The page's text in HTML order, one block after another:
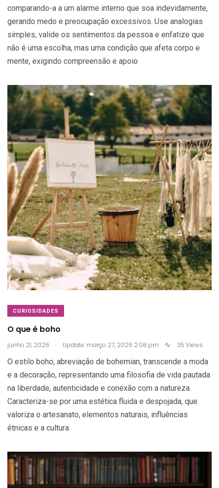
comparando-a a um alarme interno que soa indevidamente,
gerando medo e preocupação excessivos. Use analogias
simples, valide os sentimentos da pessoa e enfatize que
não é uma escolha, mas uma condição que afeta corpo e
mente, exigindo compreensão e apoio
CURIOSIDADES
O que é boho
junho 21, 2026 . Update: março 27, 2026 2:08 pm 35 Views
O estilo boho, abreviação de bohemian, transcende a moda
e a decoração, representando uma filosofia de vida pautada
na liberdade, autenticidade e conexão com a natureza.
Caracteriza-se por uma estética fluida e despojada, que
valoriza o artesanato, elementos naturais, influências
étnicas e a cultura